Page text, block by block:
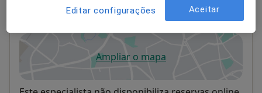
Clínico
Lisboa1250-148
Ampliar o mapaabre num novo separador
Editar configurações Aceitar